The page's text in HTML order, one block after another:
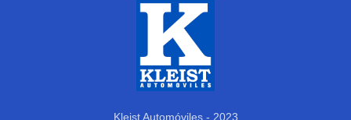
Kleist Automóviles - 2023